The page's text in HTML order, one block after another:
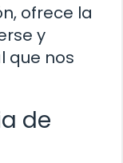
ofrece la
y
que nos
de